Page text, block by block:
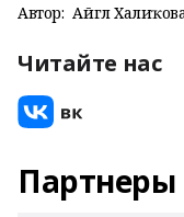
Автор: Айгөл
Читайте нас
Партнеры